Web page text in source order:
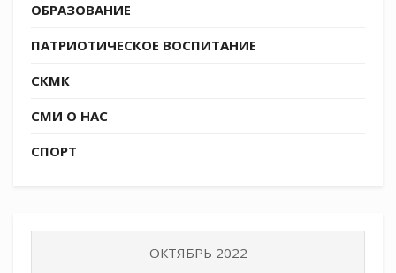
ОБРАЗОВАНИЕ
ПАТРИОТИЧЕСКОЕ ВОСПИТАНИЕ
СКМК
СМИ О НАС
СПОРТ
ОКТЯБРЬ 2022